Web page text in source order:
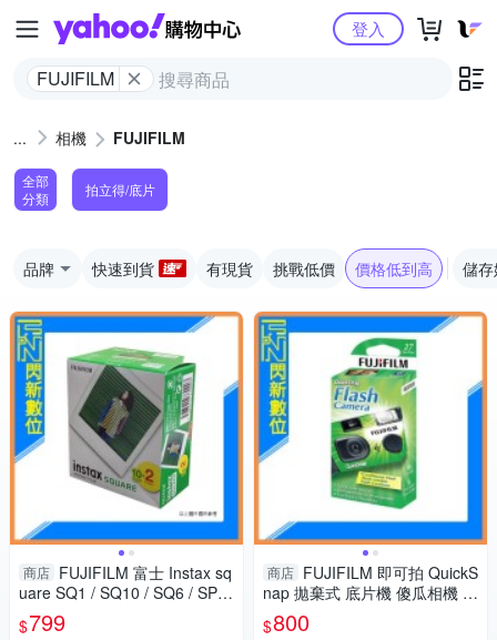
Yahoo購物中心
FUJIFILM
登入
相機 FUJIFILM
全部
分類
拍立得/底片
品牌 快速到貨 有現貨 挑戰低價 價格低到高 儲
商店 FUJIFILM 富士 Instax sq
uare SQ1 / SQ10 / SQ6 / SP3
方形 拍立得 底片 雙入(共20張)
$799
商店 FUJIFILM 即可拍 QuickS
nap 拋棄式 底片機 傻瓜相機 相
機 27張
$800